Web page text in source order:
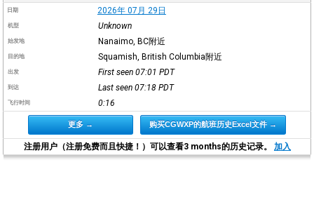
日期 2026年 07月 29日
机型 Unknown
始发地 Nanaimo, BC附近
目的地 Squamish, British Columbia附近
出发 First seen 07:01 PDT
到达 Last seen 07:18 PDT
飞行时间 0:16
更多 → 购买CGWXP的航班历史Excel文件 →
注册用户（注册免费而且快捷！）可以查看3 months的历史记录。 加入